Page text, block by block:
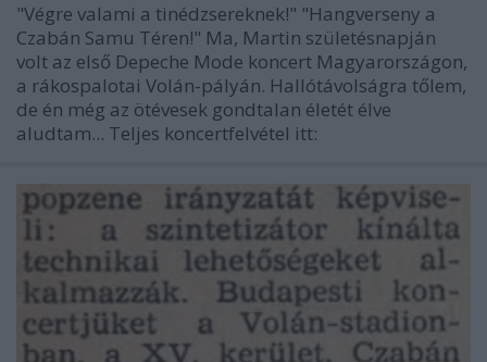
"Végre valami a tinédzsereknek!" "Hangverseny a
Czabán Samu Téren!" Ma, Martin születésnapján
volt az első Depeche Mode koncert Magyarországon,
a rákospalotai Volán-pályán. Hallótávolságra tőlem,
de én még az ötévesek gondtalan életét élve
aludtam... Teljes koncertfelvétel itt: